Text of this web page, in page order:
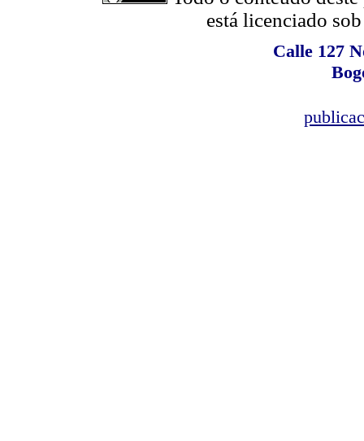
está licenciado
Calle 127